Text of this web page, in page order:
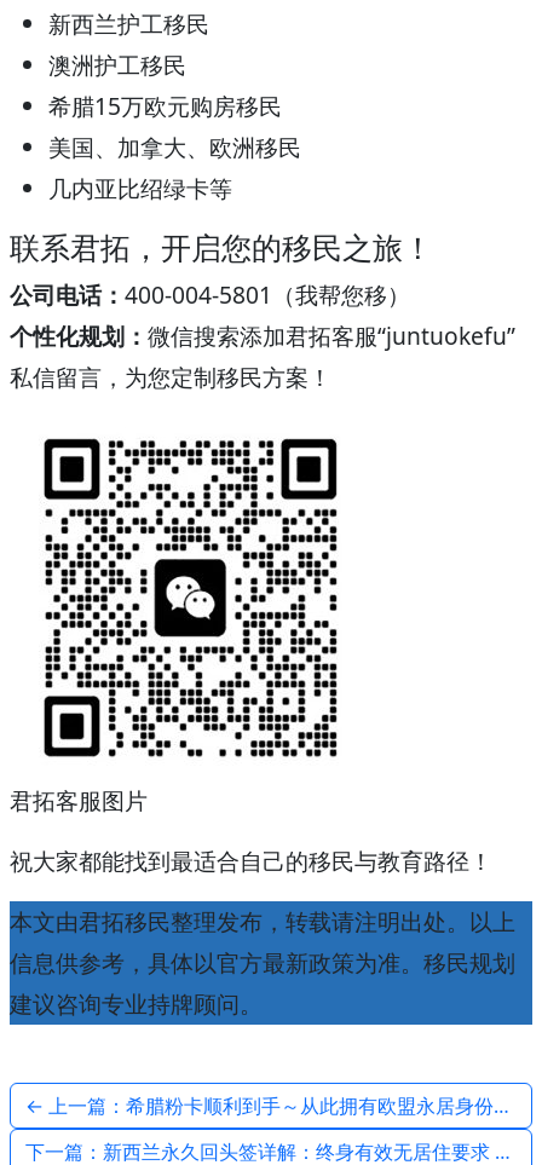
新西兰护工移民
澳洲护工移民
希腊15万欧元购房移民
美国、加拿大、欧洲移民
几内亚比绍绿卡等
联系君拓，开启您的移民之旅！
公司电话： 400-004-5801（我帮您移）
个性化规划： 微信搜索添加君拓客服“juntuokefu”
私信留言，为您定制移民方案！
君拓客服图片
祝大家都能找到最适合自己的移民与教育路径！
本文由君拓移民整理发布，转载请注明出处。以上
信息供参考，具体以官方最新政策为准。移民规划
建议咨询专业持牌顾问。
← 上一篇：希腊粉卡顺利到手～从此拥有欧盟永居身份，畅行申根无压力！
下一篇：新西兰永久回头签详解：终身有效无居住要求 解锁无界自由生活 | 君拓移民 →